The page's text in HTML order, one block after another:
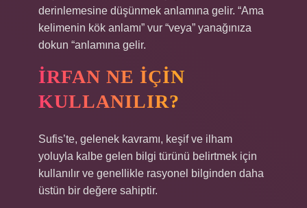
derinlemesine düşünmek anlamına gelir. “Ama
kelimenin kök anlamı” vur “veya” yanağınıza
dokun “anlamına gelir.
İRFAN NE IÇIN
KULLANILIR?
Sufis’te, gelenek kavramı, keşif ve ilham
yoluyla kalbe gelen bilgi türünü belirtmek için
kullanılır ve genellikle rasyonel bilginden daha
üstün bir değere sahiptir.